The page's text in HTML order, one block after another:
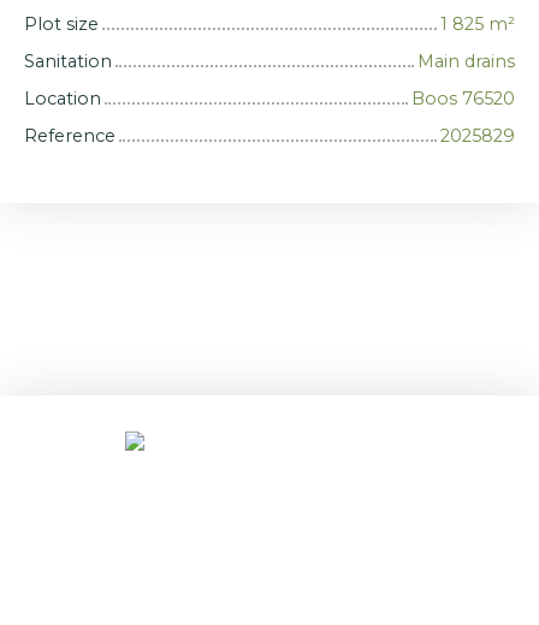
Plot size
1 825 m²
Sanitation
Main drains
Location
Boos 76520
Reference
2025829